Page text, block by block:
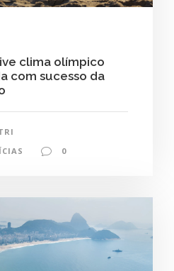
clima olímpico
com sucesso da
0